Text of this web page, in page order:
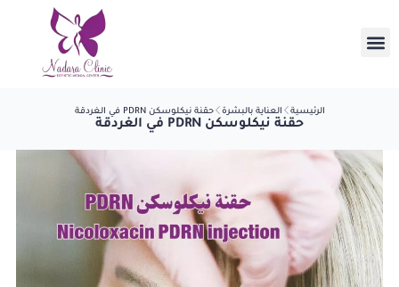
الرئيسية العناية بالبشرة حقنة نيكلوسكن PDRN في الغردقة
حقنة نيكلوسكن PDRN في الغردقة